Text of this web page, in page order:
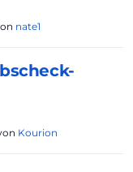
nate1
Kourion